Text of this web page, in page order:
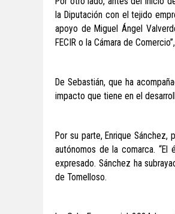
la Diputación con el tejido
apoyo de Miguel Ángel
FECIR o la Cámara de
De Sebastián, que ha
impacto que tiene en el
Por su parte, Enrique
autónomos de la comarca.
expresado. Sánchez ha
de Tomelloso.